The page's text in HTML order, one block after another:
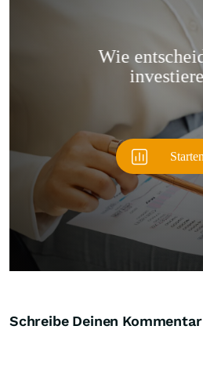
Schreibe Deinen Kommentar